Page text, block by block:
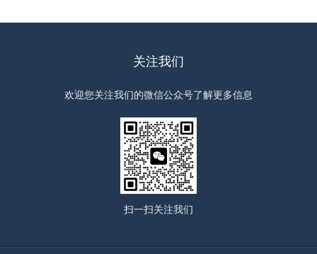
关注我们
欢迎您关注我们的微信公众号了解更多信息
扫一扫关注我们